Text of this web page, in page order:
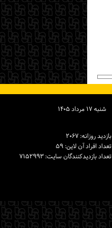
شنبه ۱۷ مرداد ۱۴۰۵
بازدید روزانه: ۲۰۶۷
تعداد افراد آن لاین: ۵۹
تعداد بازدیدكنندگان سایت: ۷۱۵۲۹۹۳